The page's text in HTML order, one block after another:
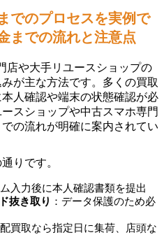
でのプロセスを実例で
までの流れと注意点
店や大手リユースショップの
が主な方法です。多くの買取
人確認や端末の状態確認が必
スショップや中古スマホ専門
の流れが明確に案内されてい
りです。
ム入力後に本人確認書類を提出
抜き取り ：データ保護のため必
配買取なら指定日に集荷、店頭な